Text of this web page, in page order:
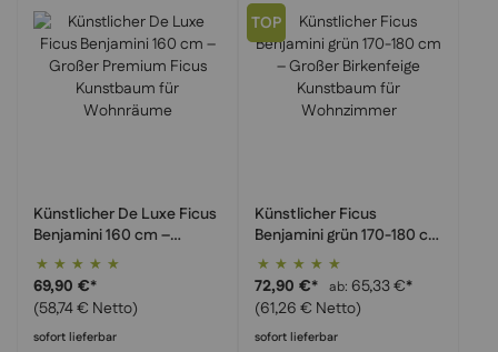
Künstlicher De Luxe Ficus
Benjamini 160 cm –
Großer Premium Ficus
Kunstbaum für
Wohnräume
Bewertung:
100%
69,90 €*
(58,74 € Netto)
sofort lieferbar
TOP
Künstlicher Ficus
Benjamini grün 170-180 cm
– Großer Birkenfeige
Kunstbaum für
Wohnzimmer
Bewertung:
100%
72,90 €* ab 65,33 €*
(61,26 € Netto)
sofort lieferbar